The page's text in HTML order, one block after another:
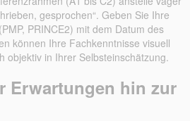
gesprochen“. Geben Sie Ihre
PRINCE2) mit dem Datum des
können Ihre Fachkenntnisse visuell
objektiv in Ihrer Selbsteinschätzung.
Erwartungen hin zur